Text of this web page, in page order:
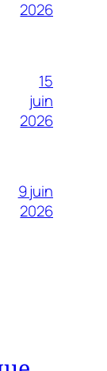
2026
15
juin
2026
9 juin
2026